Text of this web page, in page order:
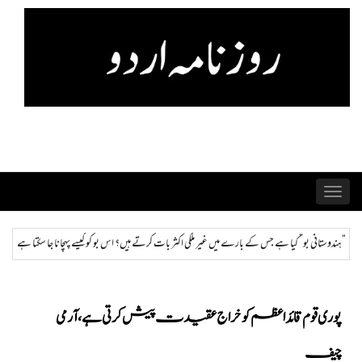
Skip
Toggle
navigation
ملکی اکثر بات کرتے ہیں؟ اس بو کو کیسے پہچانا جا سکتا ہے اور ختم کیا جا سکتا ہے؟ ہمراز:
پوری قوم قائداعظم کو خراج عقیدت پیش کرتی ہے، آرمی
چیف